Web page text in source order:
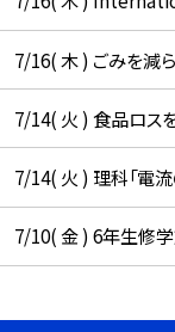
7/16( 木 ) ごみを減
7/14( 火 ) 食品ロス
7/14( 火 ) 理科「電流
7/10( 金 ) 6年生修